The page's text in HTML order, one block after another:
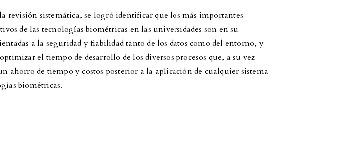
revisión sistemática, se logró identificar que los más importantes
de las tecnologías biométricas en las universidades son en su
a la seguridad y fiabilidad tanto de los datos como del entorno, y
el tiempo de desarrollo de los diversos procesos que, a su vez
ahorro de tiempo y costos posterior a la aplicación de cualquier sistema
biométricas.